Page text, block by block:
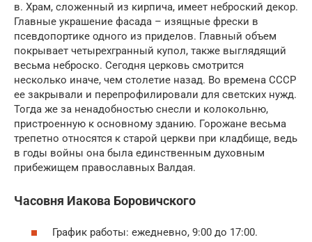
в. Храм, сложенный из кирпича, имеет неброский декор.
Главные украшение фасада – изящные фрески в
псевдопортике одного из приделов. Главный объем
покрывает четырехгранный купол, также выглядящий
весьма неброско. Сегодня церковь смотрится
несколько иначе, чем столетие назад. Во времена СССР
ее закрывали и перепрофилировали для светских нужд.
Тогда же за ненадобностью снесли и колокольню,
пристроенную к основному зданию. Горожане весьма
трепетно относятся к старой церкви при кладбище, ведь
в годы войны она была единственным духовным
прибежищем православных Валдая.
Часовня Иакова Боровичского
График работы: ежедневно, 9:00 до 17:00.